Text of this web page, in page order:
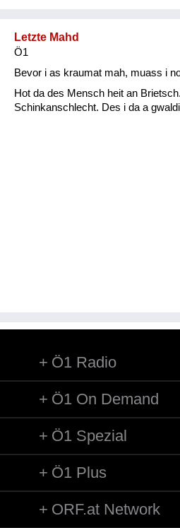
Letzte Mahd
Ö1
Bevor i as kraumat mah, muass i
Hot da des Mensch heit an
Schinkanschlecht. Des i da a
Ö1 Radio
Ö1 On Demand
Ö1 Spezial
Ö1 Plus
ORF.at Network